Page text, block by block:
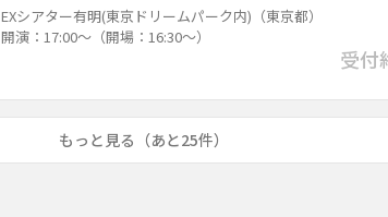
EXシアター有明(東京ドリームパーク内)（東京都）
開演：17:00～（開場：16:30～）
受付
もっと見る（あと25件）